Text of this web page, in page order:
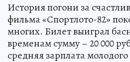
История погони за
фильма «Спортлото-82»
многих. Билет выиграл
временам сумму – 20 000
средняя зарплата